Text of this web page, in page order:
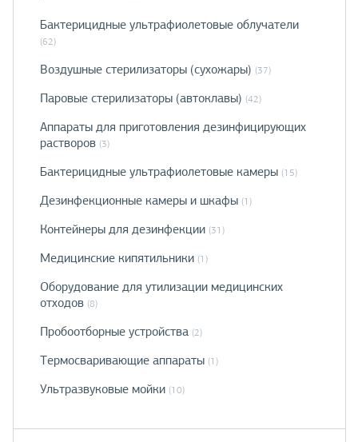
Бактерицидные ультрафиолетовые облучатели
(62)
Воздушные стерилизаторы (сухожары) (37)
Паровые стерилизаторы (автоклавы) (42)
Аппараты для приготовления дезинфицирующих
растворов (3)
Бактерицидные ультрафиолетовые камеры (15)
Дезинфекционные камеры и шкафы (1)
Контейнеры для дезинфекции (31)
Медицинские кипятильники (1)
Оборудование для утилизации медицинских
отходов (8)
Пробоотборные устройства (2)
Термосваривающие аппараты (1)
Ультразвуковые мойки (10)